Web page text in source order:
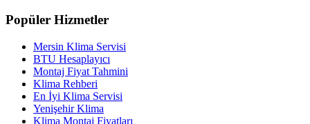
Popüler Hizmetler
Mersin Klima Servisi
BTU Hesaplayıcı
Montaj Fiyat Tahmini
Klima Rehberi
En İyi Klima Servisi
Yenişehir Klima
Klima Montaj Fiyatları